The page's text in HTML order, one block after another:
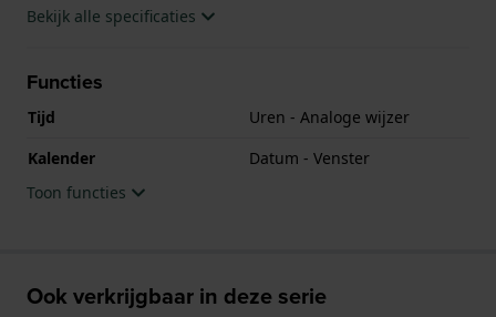
Bekijk alle specificaties
Functies
Tijd
Uren - Analoge wijzer
Kalender
Datum - Venster
Toon functies
Ook verkrijgbaar in deze serie